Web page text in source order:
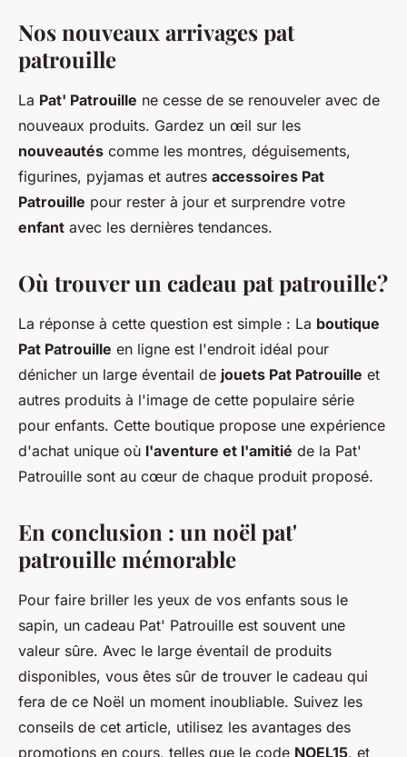
Nos nouveaux arrivages pat
patrouille
La Pat' Patrouille ne cesse de se renouveler avec de
nouveaux produits. Gardez un œil sur les
nouveautés comme les montres, déguisements,
figurines, pyjamas et autres accessoires Pat
Patrouille pour rester à jour et surprendre votre
enfant avec les dernières tendances.
Où trouver un cadeau pat patrouille?
La réponse à cette question est simple : La boutique
Pat Patrouille en ligne est l'endroit idéal pour
dénicher un large éventail de jouets Pat Patrouille et
autres produits à l'image de cette populaire série
pour enfants. Cette boutique propose une expérience
d'achat unique où l'aventure et l'amitié de la Pat'
Patrouille sont au cœur de chaque produit proposé.
En conclusion : un noël pat'
patrouille mémorable
Pour faire briller les yeux de vos enfants sous le
sapin, un cadeau Pat' Patrouille est souvent une
valeur sûre. Avec le large éventail de produits
disponibles, vous êtes sûr de trouver le cadeau qui
fera de ce Noël un moment inoubliable. Suivez les
conseils de cet article, utilisez les avantages des
promotions en cours, telles que le code NOEL15, et